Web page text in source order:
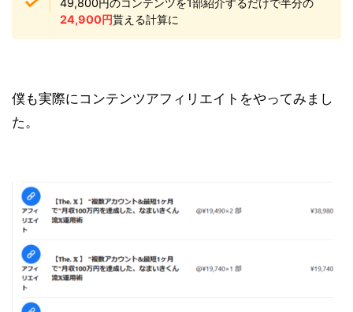
49,800円のコンテンツを1部紹介するだけで半分の
24,900円貰える計算に
僕も実際にコンテンツアフィリエイトをやってみまし
た。